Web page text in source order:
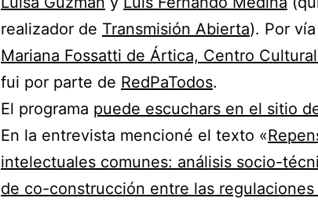
realizador de Transmisión Abierta). Por
Mariana Fossatti de Ártica, Centro
fui por parte de RedPaTodos.
El programa puede escuchars en el sitio
En la entrevista mencioné el texto «
intelectuales comunes: análisis socio-
de co-construcción entre las